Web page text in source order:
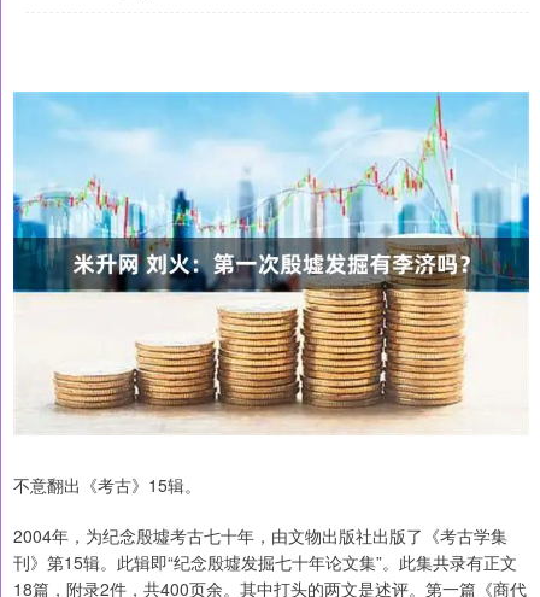
不意翻出《考古》15辑。
2004年，为纪念殷墟考古七十年，由文物出版社出版了《考古学集
刊》第15辑。此辑即“纪念殷墟发掘七十年论文集”。此集共录有正文
18篇，附录2件，共400页余。其中打头的两文是述评。第一篇《商代